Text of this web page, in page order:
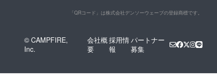
「QRコード」は株式会社デンソーウェーブの登録商標です。
© CAMPFIRE,
Inc.
会社概
要
採用情
報
パートナー
募集